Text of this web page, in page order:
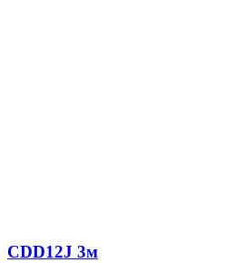
CDD12J 3м